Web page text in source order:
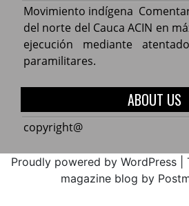
Movimiento indígena
del norte del Cauca ACIN en
ejecución mediante
paramilitares.
ABOUT US
copyright@
Proudly powered by WordPress
magazine blog by